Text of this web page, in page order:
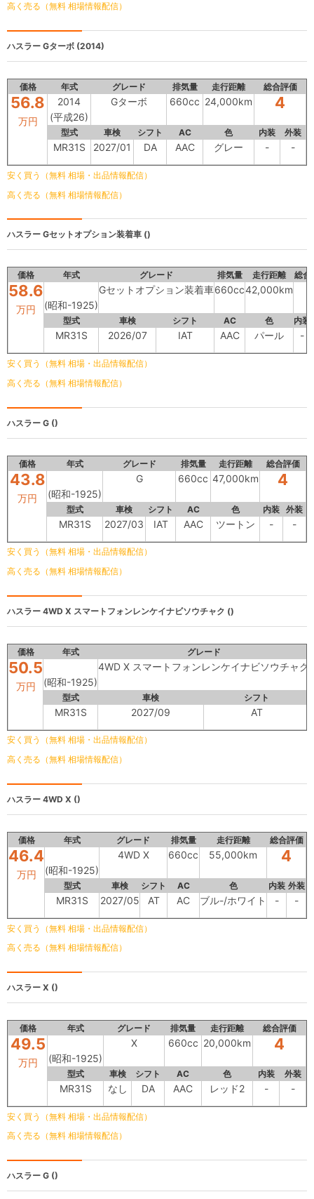
高く売る（無料 相場情報配信）
ハスラー Gターボ (2014)
価格 年式 グレード 排気量 走行距離 総合評価
56.8
万円
2014
(平成26)
Gターボ 660cc 24,000km 4
型式 車検 シフト AC 色 内装 外装
MR31S 2027/01 DA AAC グレー - -
安く買う（無料 相場・出品情報配信）
高く売る（無料 相場情報配信）
ハスラー Gセットオプション装着車 ()
価格 年式 グレード 排気量 走行距離 総合
58.6
万円 (昭和-1925)
Gセットオプション装着車660cc42,000km
型式 車検 シフト AC 色 内装
MR31S 2026/07 IAT AAC パール -
安く買う（無料 相場・出品情報配信）
高く売る（無料 相場情報配信）
ハスラー G ()
価格 年式 グレード 排気量 走行距離 総合評価
43.8
万円 (昭和-1925)
G 660cc 47,000km 4
型式 車検 シフト AC 色 内装 外装
MR31S 2027/03 IAT AAC ツートン - -
安く買う（無料 相場・出品情報配信）
高く売る（無料 相場情報配信）
ハスラー 4WD X スマートフォンレンケイナビソウチャク ()
価格 年式 グレード
50.5
万円 (昭和-1925)
4WD X スマートフォンレンケイナビソウチャク
型式 車検 シフト
MR31S 2027/09 AT
安く買う（無料 相場・出品情報配信）
高く売る（無料 相場情報配信）
ハスラー 4WD X ()
価格 年式 グレード 排気量 走行距離 総合評価
46.4
万円 (昭和-1925)
4WD X 660cc 55,000km 4
型式 車検 シフト AC 色 内装 外装
MR31S 2027/05 AT AC ブル-/ホワイト - -
安く買う（無料 相場・出品情報配信）
高く売る（無料 相場情報配信）
ハスラー X ()
価格 年式 グレード 排気量 走行距離 総合評価
49.5
万円 (昭和-1925)
X 660cc 20,000km 4
型式 車検 シフト AC 色 内装 外装
MR31S なし DA AAC レッド2 - -
安く買う（無料 相場・出品情報配信）
高く売る（無料 相場情報配信）
ハスラー G ()